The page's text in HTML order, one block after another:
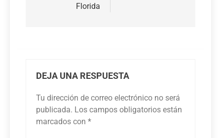
Florida
DEJA UNA RESPUESTA
Tu dirección de correo electrónico no será
publicada. Los campos obligatorios están
marcados con *